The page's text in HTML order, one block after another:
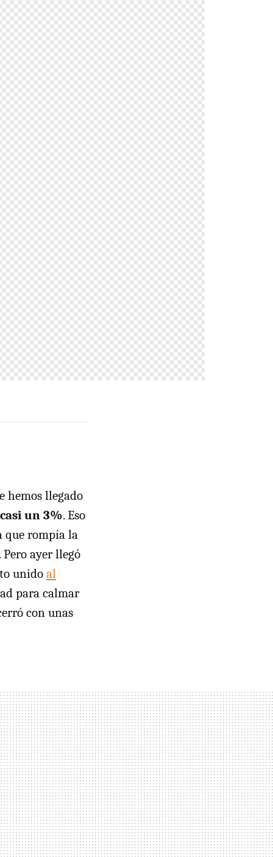
hemos llegado
un 3%. Eso
que rompía la
ayer llegó
unido al
para calmar
con unas